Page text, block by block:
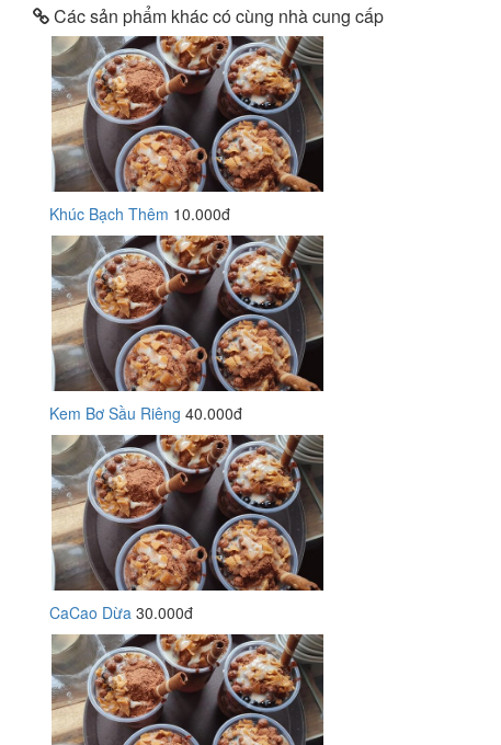
Các sản phẩm khác có cùng nhà cung cấp
Khúc Bạch Thêm 10.000đ
Kem Bơ Sầu Riêng 40.000đ
CaCao Dừa 30.000đ